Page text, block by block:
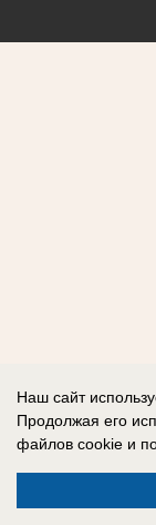
Наш сайт
Продолжая его
файлов cookie и